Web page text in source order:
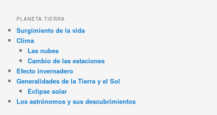
PLANETA TIERRA
Surgimiento de la vida
Clima
Las nubes
Cambio de las estaciones
Efecto invernadero
Generalidades de la Tierra y el Sol
Eclipse solar
Los astrónomos y sus descubrimientos